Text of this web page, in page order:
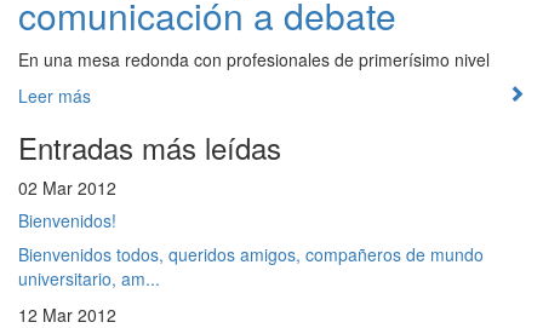
comunicación a debate
En una mesa redonda con profesionales de primerísimo nivel
Leer más
Entradas más leídas
02 Mar 2012
Bienvenidos!
Bienvenidos todos, queridos amigos, compañeros de mundo
universitario, am...
12 Mar 2012